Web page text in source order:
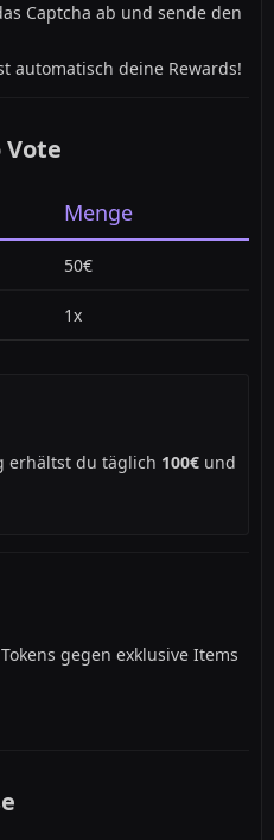
Captcha ab und sende den
automatisch deine Rewards!
Vote
Menge
50€
1x
erhältst du täglich 100€ und
gegen exklusive Items